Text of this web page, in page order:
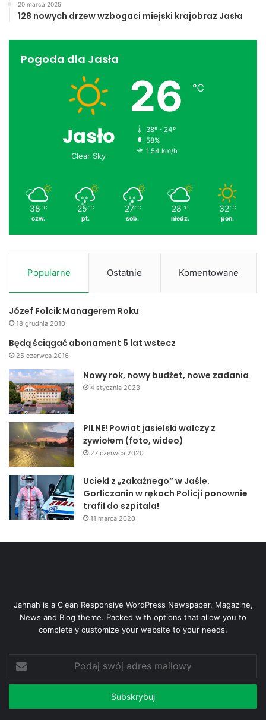
20 marca 2025
128 nowych drzew wzbogaci miejski krajobraz Jasła
Pogoda dla Jasła
Jasło
Clear Sky
26 ℃
38º - 24º
58%
1.54 km/h
38 ℃
czw.
25 ℃
pt.
27 ℃
sob.
28 ℃
niedz.
32 ℃
pon.
Popularne Ostatnie Komentowane
Józef Folcik Managerem Roku
18 grudnia 2010
Będą ściągać abonament 5 lat wstecz
25 czerwca 2016
Nowy rok, nowy budżet, nowe zadania
4 stycznia 2023
PILNE! Powiat jasielski walczy z
żywiołem (foto, wideo)
27 czerwca 2020
Uciekł z „zakaźnego” w Jaśle.
Gorliczanin w rękach Policji ponownie
trafił do szpitala!
11 marca 2020
Jannah is a Clean Responsive WordPress Newspaper, Magazine,
News and Blog theme. Packed with options that allow you to
completely customize your website to your needs.
swój
adres